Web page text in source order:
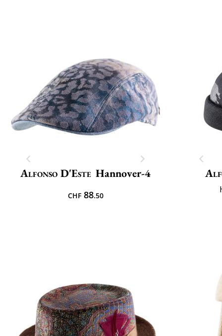
Alfonso D'Este Hannover-4
CHF88.50